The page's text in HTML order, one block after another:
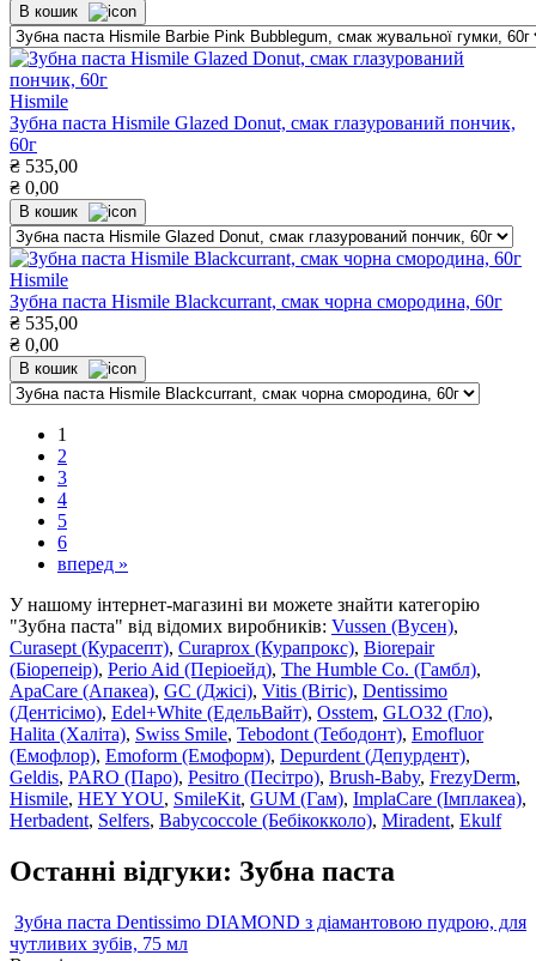
В кошик
Hismile
Зубна паста Hismile Glazed Donut, смак глазурований пончик,
60г
₴ 535,00
₴ 0,00
В кошик
Hismile
Зубна паста Hismile Blackcurrant, смак чорна смородина, 60г
₴ 535,00
₴ 0,00
В кошик
1
2
3
4
5
6
вперед »
У нашому інтернет-магазині ви можете знайти категорію
"Зубна паста" від відомих виробників: Vussen (Вусен),
Curasept (Курасепт), Curaprox (Курапрокс), Biorepair
(Біорепеір), Perio Aid (Періоейд), The Humble Co. (Гамбл),
ApaCare (Апакеа), GC (Джісі), Vitis (Вітіс), Dentissimo
(Дентісімо), Edel+White (ЕдельВайт), Osstem, GLO32 (Гло),
Halita (Халіта), Swiss Smile, Tebodont (Тебодонт), Emofluor
(Емофлор), Emoform (Емоформ), Depurdent (Депурдент),
Geldis, PARO (Паро), Pesitro (Песітро), Brush-Baby, FrezyDerm,
Hismile, HEY YOU, SmileKit, GUM (Гам), ImplaCare (Імплакеа),
Herbadent, Selfers, Babycoccole (Бебікокколо), Miradent, Ekulf
Останні відгуки: Зубна паста
Зубна паста Dentissimo DIAMOND з діамантовою пудрою, для
чутливих зубів, 75 мл